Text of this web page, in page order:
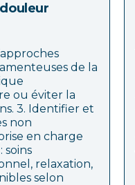
de la
ou éviter la
3. Identifier et
non
en charge
relaxation,
selon